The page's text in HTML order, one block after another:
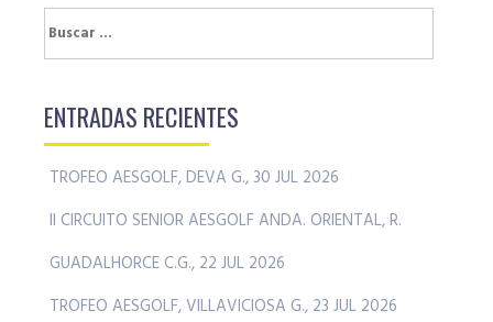
Buscar:
ENTRADAS RECIENTES
TROFEO AESGOLF, DEVA G., 30 JUL 2026
II CIRCUITO SENIOR AESGOLF ANDA. ORIENTAL, R.
GUADALHORCE C.G., 22 JUL 2026
TROFEO AESGOLF, VILLAVICIOSA G., 23 JUL 2026